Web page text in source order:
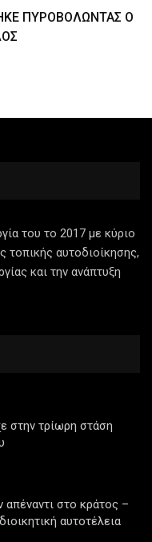
ΠΥΡΟΒΟΛΩΝΤΑΣ Ο
του το 2017 με κύριο
αυτοδιοίκησης,
και την ανάπτυξη
στην τρίωρη στάση
στο κράτος –
αυτοτέλεια